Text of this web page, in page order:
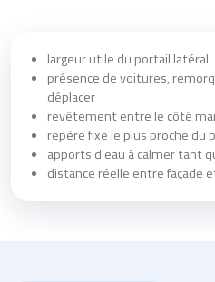
largeur utile du portail latéral
présence de voitures,
déplacer
revêtement entre le côté
repère fixe le plus proche du
apports d'eau à calmer tant
distance réelle entre façade